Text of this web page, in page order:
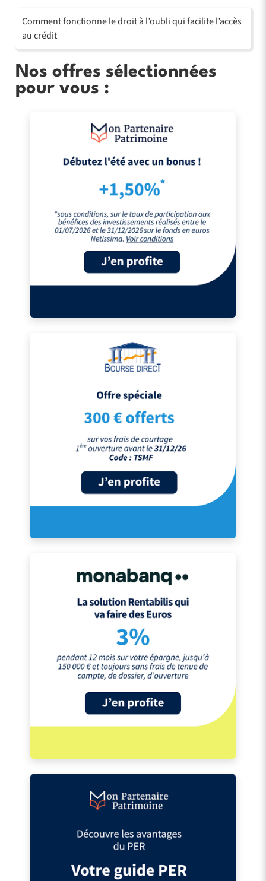
Comment fonctionne le droit à l’oubli qui facilite l’accès
au crédit
Nos offres sélectionnées
pour vous :